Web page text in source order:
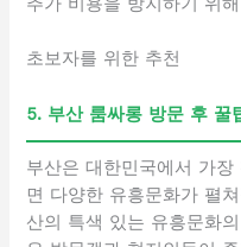
초보자를 위한 추천
5. 부산 룸싸롱 방문 후 꿀
부산은 대한민국에서 가
면 다양한 유흥문화가 펼
산의 특색 있는 유흥문화